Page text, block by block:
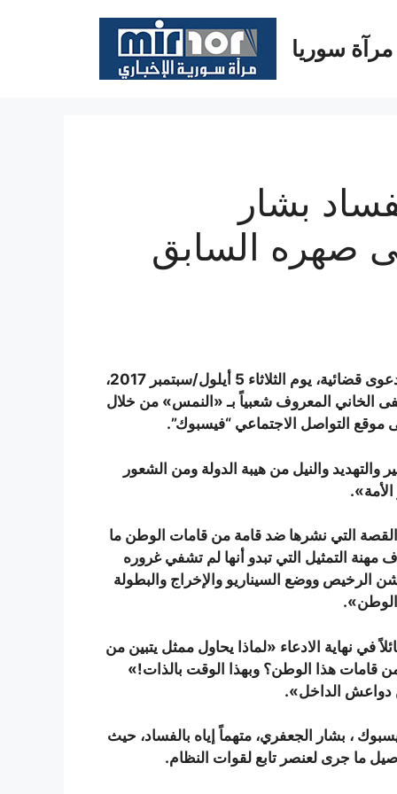
مرآة سوريا
بشار
صهره السابق
تقدم بشار الجعفري، سفير نظام الأسد لدى الأمم المتحدة بدعوى قضائية، يوم الثلاثاء 5 أيلول/سبتمبر 2017،
الخاني المعروف شعبياً بـ «النمس» من خلال
التواصل الاجتماعي “فيسبوك”.
والنيل من هيبة الدولة ومن الشعور
التي نشرها ضد قامة من قامات الوطن ما
مهنة التمثيل التي تبدو أنها لم تشفي غروره
الرخيص ووضع السيناريو والإخراج والبطولة
الوطن».
نهاية الادعاء «لماذا يحاول ممثل يتبين من
قامات هذا الوطن؟ وبهذا الوقت بالذات!»
دواعش الداخل».
، بشار الجعفري، متهماً إياه بالفساد، حيث
ما جرى لعنصر تابع لقوات النظام.